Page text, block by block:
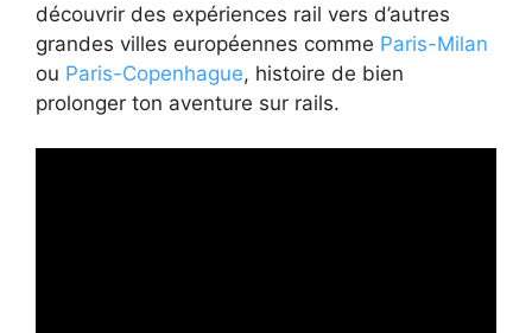
découvrir des expériences rail vers d’autres
grandes villes européennes comme Paris-Milan
ou Paris-Copenhague, histoire de bien
prolonger ton aventure sur rails.